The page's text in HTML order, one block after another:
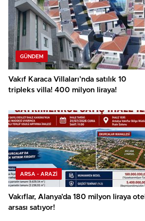
GÜNDEM
Vakıf Karaca Villaları’nda satılık 10
tripleks villa! 400 milyon liraya!
ARSA - ARAZİ
Vakıflar, Alanya’da 180 milyon liraya otel
arsası satıyor!